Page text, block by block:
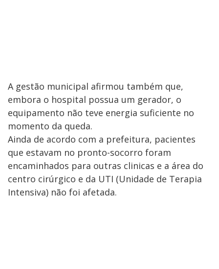
A gestão municipal afirmou também que,
embora o hospital possua um gerador, o
equipamento não teve energia suficiente no
momento da queda.
Ainda de acordo com a prefeitura, pacientes
que estavam no pronto-socorro foram
encaminhados para outras clinicas e a área do
centro cirúrgico e da UTI (Unidade de Terapia
Intensiva) não foi afetada.